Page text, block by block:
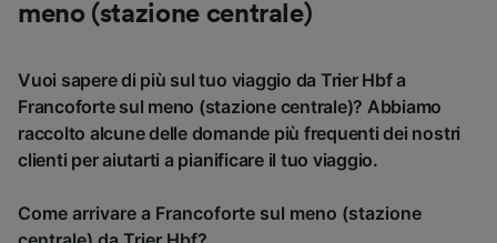
meno (stazione centrale)
Vuoi sapere di più sul tuo viaggio da Trier Hbf a
Francoforte sul meno (stazione centrale)? Abbiamo
raccolto alcune delle domande più frequenti dei nostri
clienti per aiutarti a pianificare il tuo viaggio.
Come arrivare a Francoforte sul meno (stazione